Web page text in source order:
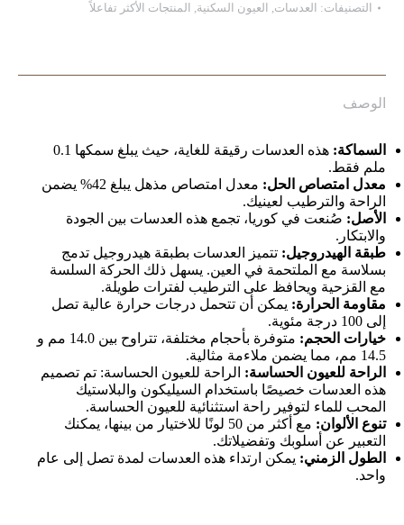
التصنيفات: العدسات, العيون السكنية, المنتجات الأكثر تفاعلاً
الوصف
السماكة:
هذه العدسات رقيقة للغاية، حيث يبلغ سمكها 0.1
ملم فقط.
معدل امتصاص الحل:
معدل امتصاص مذهل يبلغ 42% يضمن
الراحة والترطيب لعينيك.
الأصل: صُنعت في كوريا، تجمع هذه العدسات بين الجودة
والابتكار.
طبقة الهيدروجيل: تتميز العدسات بطبقة هيدروجيل تدمج
بسلاسة مع الملتحمة في العين. يسهل ذلك الحركة السلسة
مع القزحية ويحافظ على الترطيب لفترات طويلة.
مقاومة الحرارة: يمكن أن تتحمل درجات حرارة عالية تصل
إلى 100 درجة مئوية.
خيارات الحجم:
متوفرة بأحجام مختلفة، تتراوح بين 14.0 مم و
14.5 مم، مما يضمن ملاءمة مثالية.
الراحة للعيون الحساسة: الراحة للعيون الحساسة: تم تصميم
هذه العدسات خصيصًا باستخدام السيليكون والبلاستيك
المحب للماء لتوفير راحة استثنائية للعيون الحساسة.
تنوع الألوان:
مع أكثر من 50 لونًا للاختيار من بينها، يمكنك
التعبير عن أسلوبك وتفضيلاتك.
الطول الزمني: يمكن ارتداء هذه العدسات لمدة تصل إلى عام
واحد.